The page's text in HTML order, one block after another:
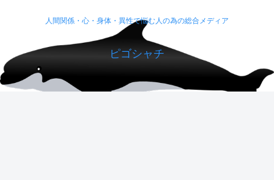
人間関係・心・身体・異性で悩む人の為の総合メディア
ピゴシャチ